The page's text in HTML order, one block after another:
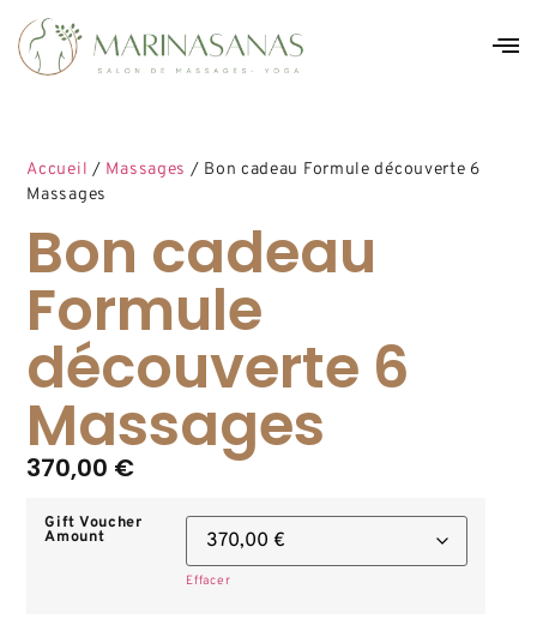
Accueil / Massages / Bon cadeau Formule découverte 6
Massages
Bon cadeau
Formule
découverte 6
Massages
370,00 €
Gift Voucher
Amount
Effacer